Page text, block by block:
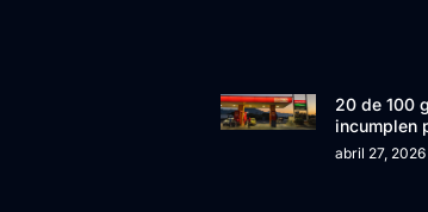
20 de 100
incumplen
abril 27, 2026